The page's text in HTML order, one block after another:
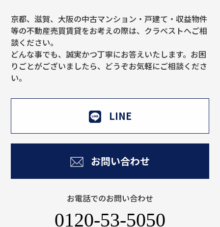
京都、滋賀、大阪の中古マンション・戸建て・収益物件
等の不動産売買賃貸をお考えの際は、クラベストへご相
談ください。
どんな事でも、誠実かつ丁寧にお答えいたします。お困
りごとがございましたら、どうぞお気軽にご相談くださ
い。
LINE
お問い合わせ
お電話でのお問い合わせ
0120-53-5050